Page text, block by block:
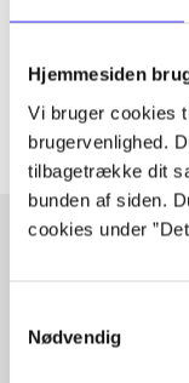
Hjemmesiden
Vi bruger cookies
brugervenlighed.
tilbagetrække dit
bunden af siden.
cookies under
Nødvendig
Artiklerne i
Fra